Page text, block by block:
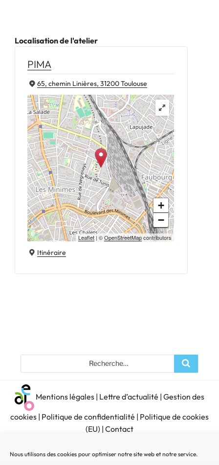
Nous utilisons des cookies pour optimiser notre site web et notre service.
Localisation de l'atelier
PIMA
65, chemin Linières, 31200 Toulouse
+
−
Leaflet | ©OpenStreetMapcontributors
Itinéraire
Recherche
pour
Mentions légales | Lettre d’actualité | Gestion des
cookies | Politique de confidentialité | Politique de cookies
(EU) | Contact